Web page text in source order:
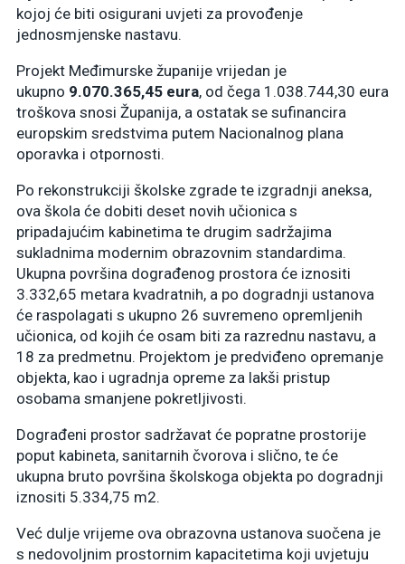
kojoj će biti osigurani uvjeti za provođenje
jednosmjenske nastavu.
Projekt Međimurske županije vrijedan je
ukupno 9.070.365,45 eura, od čega 1.038.744,30 eura
troškova snosi Županija, a ostatak se sufinancira
europskim sredstvima putem Nacionalnog plana
oporavka i otpornosti.
Po rekonstrukciji školske zgrade te izgradnji aneksa,
ova škola će dobiti deset novih učionica s
pripadajućim kabinetima te drugim sadržajima
sukladnima modernim obrazovnim standardima.
Ukupna površina dograđenog prostora će iznositi
3.332,65 metara kvadratnih, a po dogradnji ustanova
će raspolagati s ukupno 26 suvremeno opremljenih
učionica, od kojih će osam biti za razrednu nastavu, a
18 za predmetnu. Projektom je predviđeno opremanje
objekta, kao i ugradnja opreme za lakši pristup
osobama smanjene pokretljivosti.
Dograđeni prostor sadržavat će popratne prostorije
poput kabineta, sanitarnih čvorova i slično, te će
ukupna bruto površina školskoga objekta po dogradnji
iznositi 5.334,75 m2.
Već dulje vrijeme ova obrazovna ustanova suočena je
s nedovoljnim prostornim kapacitetima koji uvjetuju